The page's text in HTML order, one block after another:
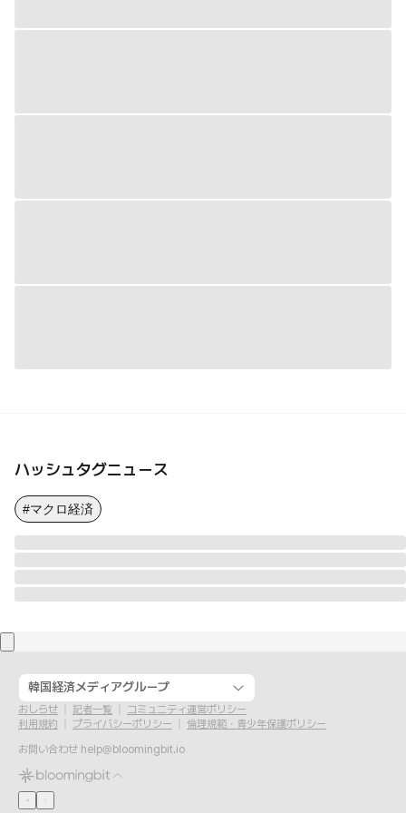
ハッシュタグニュース
#マクロ経済
韓国経済メディアグループ
おしらせ 記者一覧
コミュニティ運営ポリシー
利用規約
プライバシーポリシー
倫理規範・青少年保護ポリシー
お問い合わせ help@bloomingbit.io